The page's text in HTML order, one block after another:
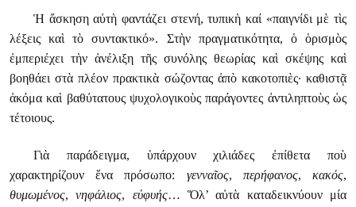
Ἡ ἄσκηση αὐτὴ φαντάζει στενή, τυπικὴ καί «παιγνίδι μὲ τὶς
λέξεις καὶ τὸ συντακτικό». Στὴν πραγματικότητα, ὁ ὁρισμὸς
ἐμπεριέχει τὴν ἀνέλιξη τῆς συνόλης θεωρίας καὶ σκέψης καὶ
βοηθάει στὰ πλέον πρακτικὰ σώζοντας ἀπὸ κακοτοπιὲς· καθιστᾷ
ἀκόμα καὶ βαθύτατους ψυχολογικοὺς παράγοντες ἀντιληπτοὺς ὡς
τέτοιους.
Γιὰ παράδειγμα, ὑπάρχουν χιλιάδες ἐπίθετα ποὺ
χαρακτηρίζουν ἕνα πρόσωπο: γενναῖος, περήφανος,κακός,
θυμωμένος,νηφάλιος, εὐφυής… Ὅλ’ αὐτὰ καταδεικνύουν μία